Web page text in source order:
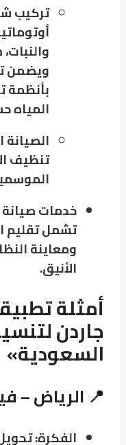
تركيب
ويضمن
بأنظمة
المياه
تنظيف
خدمات
تشمل تقليم
ومعاينة
الأنيق.
أمثلة
جاردن
السعودية»
📍 الرياض – فيلا
الفكرة: